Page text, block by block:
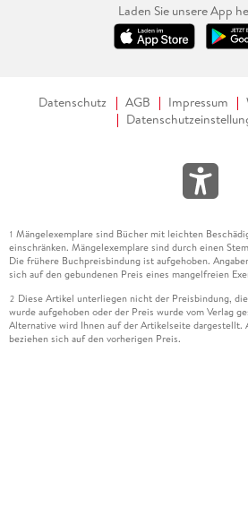
Laden Sie unsere App
Datenschutz AGB Impressum
1 Mängelexemplare sind Bücher mit leichten
einschränken. Mängelexemplare sind durch einen
Die frühere Buchpreisbindung ist aufgehoben.
sich auf den gebundenen Preis eines mangelfreien
2 Diese Artikel unterliegen nicht der Preisbindung,
wurde aufgehoben oder der Preis wurde vom Verlag
Alternative wird Ihnen auf der Artikelseite dargestellt.
beziehen sich auf den vorherigen Preis.